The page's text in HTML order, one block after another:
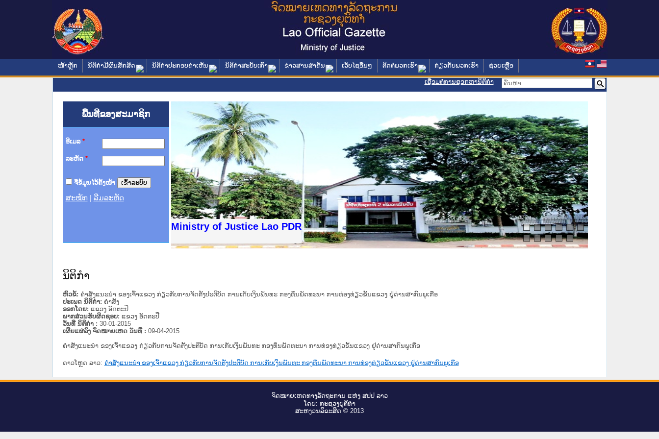
ໜ້າຫຼັກ ນິຕິກໍາມີຜົນສັກສິດ ນິຕິກໍາປະກອບຄໍາເຫັນ ນິຕິກໍາສະບັບເກົ່າ ຂ່າວສານສໍາຄັນ ເວັບໄຊອື່ນໆ ຕິດຕໍ່ພວກເຮົາ ກ່ຽວກັບພວກເຮົາ ຊ່ວຍເຫຼືອ
ເຊື່ອມຕໍ່ການຊອກຫານິຕິກຳ
ພື້ນທີ່ຂອງສະມາຊິກ
ອີເມລ *
ລະຫັດ *
ຈື່ຂໍ້ມູນໄວ້ຄັ້ງໜ້າ
ສະໝັກ ລືມລະຫັດ
Ministry of Justice Lao PDR
ານສະພາປະຊາຊົນ ພາກເໜືອ
ທາງລັດຖະການ
ສຳລັບ ພາກກາງ
ສຳລັບ ພາກໃຕ້
ວິທະຍາຄານຕຳຫຼວດປະຊາຊົນ
ວິທະຍາຄານສັນຕິບານປະຊາຊົນ
ຂັ້ນແຂວງພາກເໜືອ
ານສະພາປະຊາຊົນ ພາກກາງ
ນິຕິກໍາ
ຫົວຂໍ້: ຄຳສັ່ງແນະນຳ ຂອງເຈົ້າແຂວງ ກ່ຽວກັບການຈັດຕັ້ງປະຕິບັດ ການເກັບເງິນພັນທະ ກອງທຶນພັດທະນາ ການທ່ອງທ່ຽວຂັ້ນແຂວງ ຢູ່ດ່ານສາກົນພູເກືອ
ປະເພດ ນິຕິກໍາ: ຄໍາສັ່ງ
ອອກໂດຍ: ແຂວງ ອັດຕະປື
ພາກສ່ວນຮັບຜິດຊອບ: ແຂວງ ອັດຕະປື
ວັນທີ່ ນິຕິກໍາ : 30-01-2015
ເຜີຍແຜ່ລົງ ຈົດໝາຍເຫດ ວັນທີ່ : 09-04-2015
ຄຳສັ່ງແນະນຳ ຂອງເຈົ້າແຂວງ ກ່ຽວກັບການຈັດຕັ້ງປະຕິບັດ ການເກັບເງິນພັນທະ ກອງທຶນພັດທະນາ ການທ່ອງທ່ຽວຂັ້ນແຂວງ ຢູ່ດ່ານສາກົນພູເກືອ
ດາວໂຫຼດ ລາວ: ຄຳສັ່ງແນະນຳ ຂອງເຈົ້າແຂວງ ກ່ຽວກັບການຈັດຕັ້ງປະຕິບັດ ການເກັບເງິນພັນທະ ກອງທຶນພັດທະນາ ການທ່ອງທ່ຽວຂັ້ນແຂວງ ຢູ່ດ່ານສາກົນພູເກືອ
ຈົດ​ໝາຍ​ເຫດ​ທາງ​ລັດ​ຖະ​ການ ແຫ່ງ ສ​ປ​ປ ລາວ
ໂດຍ: ກະ​ຊວງຍຸ​ຕິ​ທຳ
ສະ​ຫງວນ​ລິ​ຂະ​ສິດ © 2013